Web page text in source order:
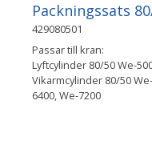
Packningssats
429080501
Passar till kran:
Lyftcylinder 80/50 We-
Vikarmcylinder 80/50
6400, We-7200